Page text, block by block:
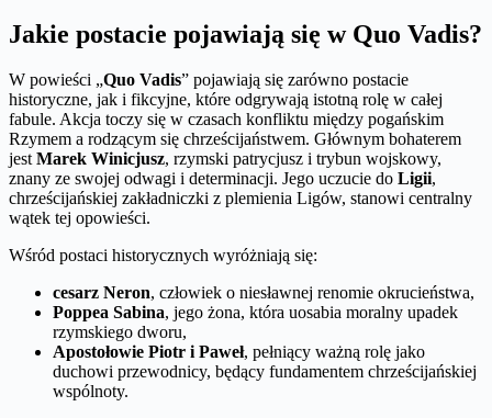
Jakie postacie pojawiają się w Quo Vadis?
W powieści „Quo Vadis” pojawiają się zarówno postacie
historyczne, jak i fikcyjne, które odgrywają istotną rolę w całej
fabule. Akcja toczy się w czasach konfliktu między pogańskim
Rzymem a rodzącym się chrześcijaństwem. Głównym bohaterem
jestMarek Winicjusz, rzymski patrycjusz i trybun wojskowy,
znany ze swojej odwagi i determinacji. Jego uczucie do Ligii,
chrześcijańskiej zakładniczki z plemienia Ligów, stanowi centralny
wątek tej opowieści.
Wśród postaci historycznych wyróżniają się:
cesarz Neron, człowiek o niesławnej renomie okrucieństwa,
Poppea Sabina, jego żona, która uosabia moralny upadek
rzymskiego dworu,
Apostołowie Piotr i Paweł, pełniący ważną rolę jako
duchowi przewodnicy, będący fundamentem chrześcijańskiej
wspólnoty.